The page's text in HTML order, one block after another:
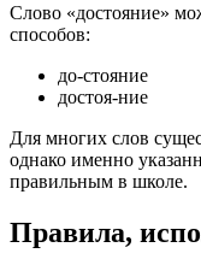
Слово «достояние»
способов:
до-стояние
достоя-ние
Для многих слов
однако именно
правильным в школе.
Правила,